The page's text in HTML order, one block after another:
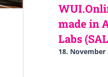
made in
Labs
18. November